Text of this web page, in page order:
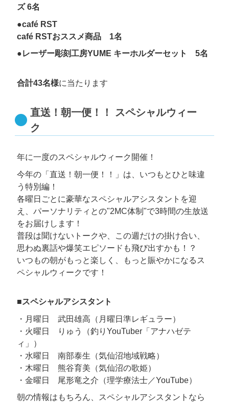
ズ 6名
●café RST
café RSTおススメ商品 1名
●レーザー彫刻工房YUME キーホルダーセット 5名
合計43名様に当たります
直送！朝一便！！
スペシャルウィー
ク
年に一度のスペシャルウィーク開催！
今年の「直送！朝一便！！」は、いつもとひと味違
う特別編！
各曜日ごとに豪華なスペシャルアシスタントを迎
え、パーソナリティとの"2MC体制"で3時間の生放送
をお届けします！
普段は聞けないトークや、この週だけの掛け合い、
思わぬ裏話や爆笑エピソードも飛び出すかも！？
いつもの朝がもっと楽しく、もっと賑やかになるス
ペシャルウィークです！
■スペシャルアシスタント
・月曜日 武田雄高（月曜日準レギュラー）
・火曜日 りゅう（釣りYouTuber「アナハゼテ
ィ」）
・水曜日 南部泰生（気仙沼地域戦略）
・木曜日 熊谷育美（気仙沼の歌姫）
・金曜日 尾形竜之介（理学療法士／YouTube）
朝の情報はもちろん、スペシャルアシスタントなら